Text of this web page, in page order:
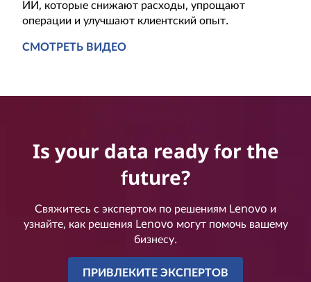
ИИ, которые снижают расходы, упрощают
операции и улучшают клиентский опыт.
СМОТРЕТЬ ВИДЕО
Is your data ready for the
future?
Свяжитесь с экспертом по решениям Lenovo и
узнайте, как решения Lenovo могут помочь вашему
бизнесу.
ПРИВЛЕКИТЕ ЭКСПЕРТОВ